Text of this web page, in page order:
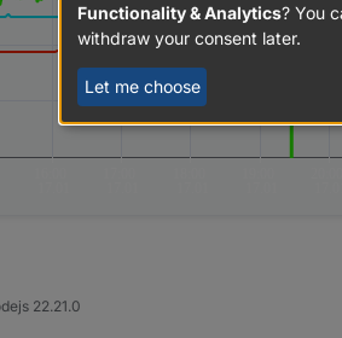
22.21.0
Functionality & Analytics? You
withdraw your consent later.
Let me choose